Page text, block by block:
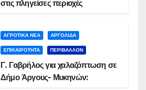
στις πληγείσες περιοχές
ΑΓΡΟΤΙΚΑ ΝΕΑ ΑΡΓΟΛΙΔΑ
ΕΠΙΚΑΙΡΟΤΗΤΑ ΠΕΡΙΒΑΛΛΟΝ
Γ. Γαβρήλος για χαλαζόπτωση σε
Δήμο Άργους- Μυκηνών: